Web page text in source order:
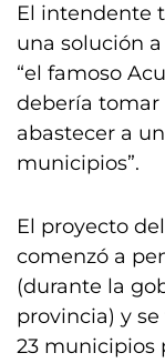
El intendente
una solución
“el famoso
debería tomar
abastecer a
municipios”.
El proyecto
comenzó a
(durante la
provincia) y
23 municipios